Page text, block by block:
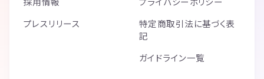
プレスリリース
特定商取引法に基づく表
記
ガイドライン一覧